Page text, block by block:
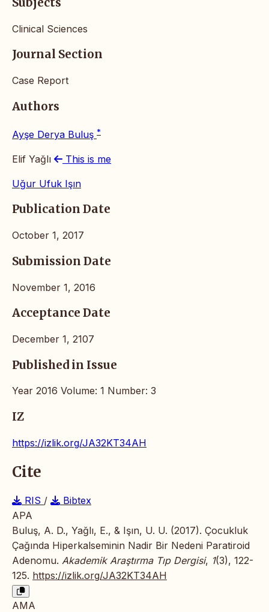
Clinical Sciences
Journal Section
Case Report
Authors
Ayşe Derya Buluş *
Elif Yağlı This is me
Uğur Ufuk Işın
Publication Date
October 1, 2017
Submission Date
November 1, 2016
Acceptance Date
December 1, 2107
Published in Issue
Year 2016 Volume: 1 Number: 3
IZ
https://izlik.org/JA32KT34AH
Cite
RIS /
Bibtex
APA
Buluş, A. D., Yağlı, E., & Işın, U. U. (2017). Çocukluk
Çağında Hiperkalseminin Nadir Bir Nedeni Paratiroid
Adenomu. Akademik Araştırma Tıp Dergisi, 1(3), 122-
125. https://izlik.org/JA32KT34AH
AMA